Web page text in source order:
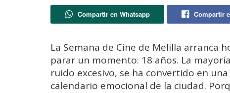
Compartir en Whatsapp Compartir
La Semana de Cine de Melilla arranca
parar un momento: 18 años. La
ruido excesivo, se ha convertido en
calendario emocional de la ciudad.